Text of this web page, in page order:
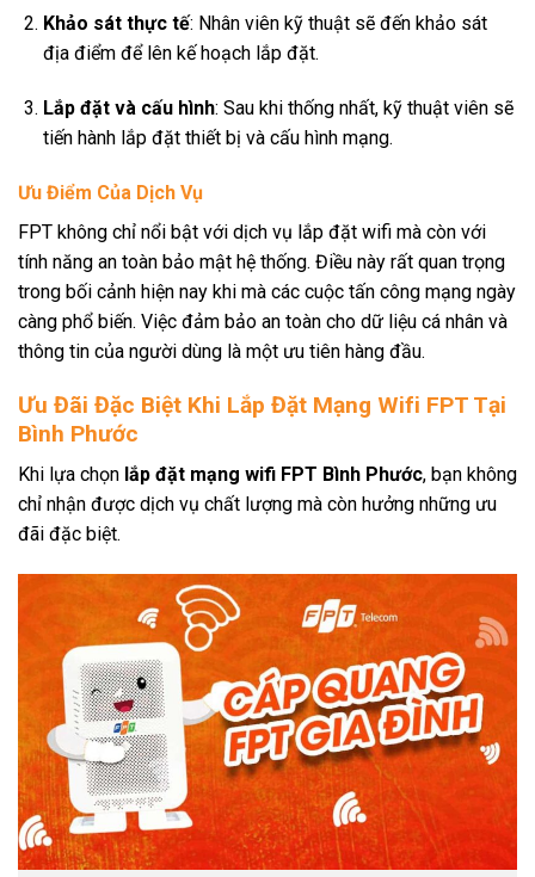
Khảo sát thực tế: Nhân viên kỹ thuật sẽ đến khảo sát
địa điểm để lên kế hoạch lắp đặt.
Lắp đặt và cấu hình: Sau khi thống nhất, kỹ thuật viên sẽ
tiến hành lắp đặt thiết bị và cấu hình mạng.
Ưu Điểm Của Dịch Vụ
FPT không chỉ nổi bật với dịch vụ lắp đặt wifi mà còn với
tính năng an toàn bảo mật hệ thống. Điều này rất quan trọng
trong bối cảnh hiện nay khi mà các cuộc tấn công mạng ngày
càng phổ biến. Việc đảm bảo an toàn cho dữ liệu cá nhân và
thông tin của người dùng là một ưu tiên hàng đầu.
Ưu Đãi Đặc Biệt Khi Lắp Đặt Mạng Wifi FPT Tại
Bình Phước
Khi lựa chọn lắp đặt mạng wifi FPT Bình Phước, bạn không
chỉ nhận được dịch vụ chất lượng mà còn hưởng những ưu
đãi đặc biệt.